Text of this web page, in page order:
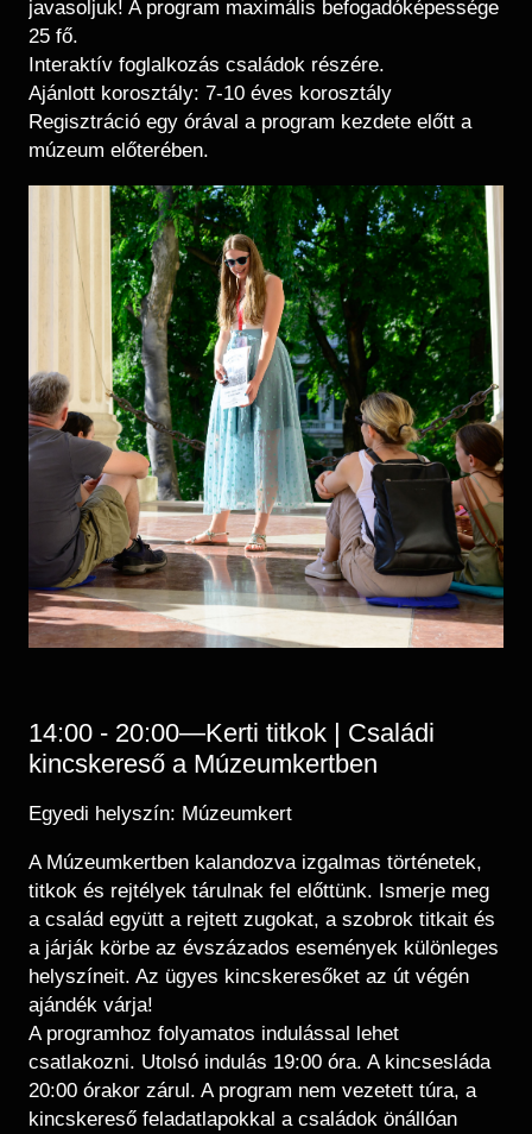
javasoljuk! A program maximális befogadóképessége
25 fő.
Interaktív foglalkozás családok részére.
Ajánlott korosztály: 7-10 éves korosztály
Regisztráció egy órával a program kezdete előtt a
múzeum előterében.
14:00 - 20:00—Kerti titkok | Családi
kincskereső a Múzeumkertben
Egyedi helyszín: Múzeumkert
A Múzeumkertben kalandozva izgalmas történetek,
titkok és rejtélyek tárulnak fel előttünk. Ismerje meg
a család együtt a rejtett zugokat, a szobrok titkait és
a járják körbe az évszázados események különleges
helyszíneit. Az ügyes kincskeresőket az út végén
ajándék várja!
A programhoz folyamatos indulással lehet
csatlakozni. Utolsó indulás 19:00 óra. A kincsesláda
20:00 órakor zárul. A program nem vezetett túra, a
kincskereső feladatlapokkal a családok önállóan